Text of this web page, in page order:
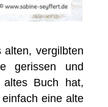
vergilbten
gerissen und
Buch hat,
eine alte